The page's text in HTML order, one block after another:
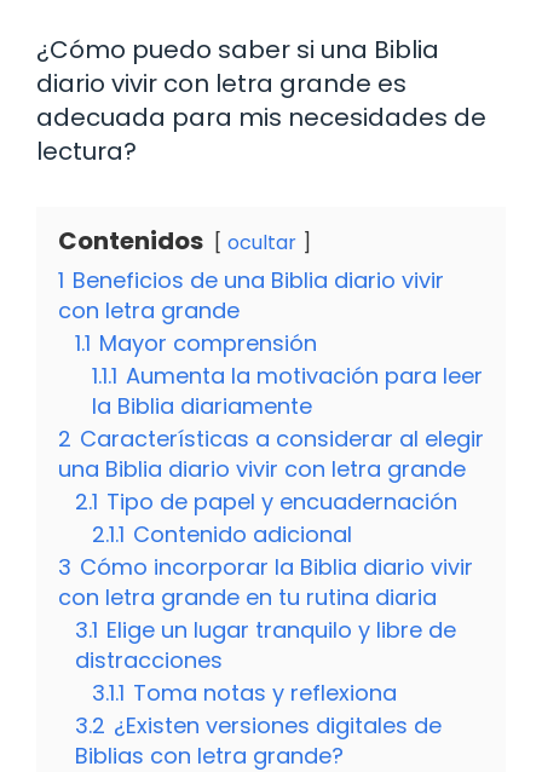
¿Cómo puedo saber si una Biblia
diario vivir con letra grande es
adecuada para mis necesidades de
lectura?
Contenidos ocultar
1 Beneficios de una Biblia diario vivir
con letra grande
1.1 Mayor comprensión
1.1.1 Aumenta la motivación para leer
la Biblia diariamente
2 Características a considerar al elegir
una Biblia diario vivir con letra grande
2.1 Tipo de papel y encuadernación
2.1.1 Contenido adicional
3 Cómo incorporar la Biblia diario vivir
con letra grande en tu rutina diaria
3.1 Elige un lugar tranquilo y libre de
distracciones
3.1.1 Toma notas y reflexiona
3.2 ¿Existen versiones digitales de
Biblias con letra grande?